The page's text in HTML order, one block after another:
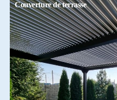
Couverture de terrasse